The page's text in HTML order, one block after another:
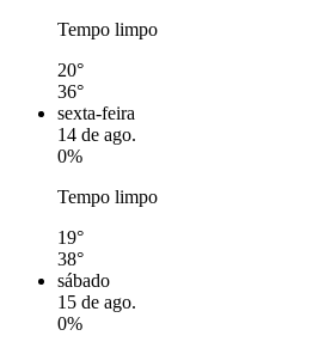
Tempo limpo
20°
36°
sexta-feira
14 de ago.
0%
Tempo limpo
19°
38°
sábado
15 de ago.
0%